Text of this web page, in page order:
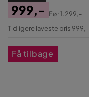
Pris
999,-
Original
Før1.299,-
Tidligere laveste pris 999,-
Få tilbage